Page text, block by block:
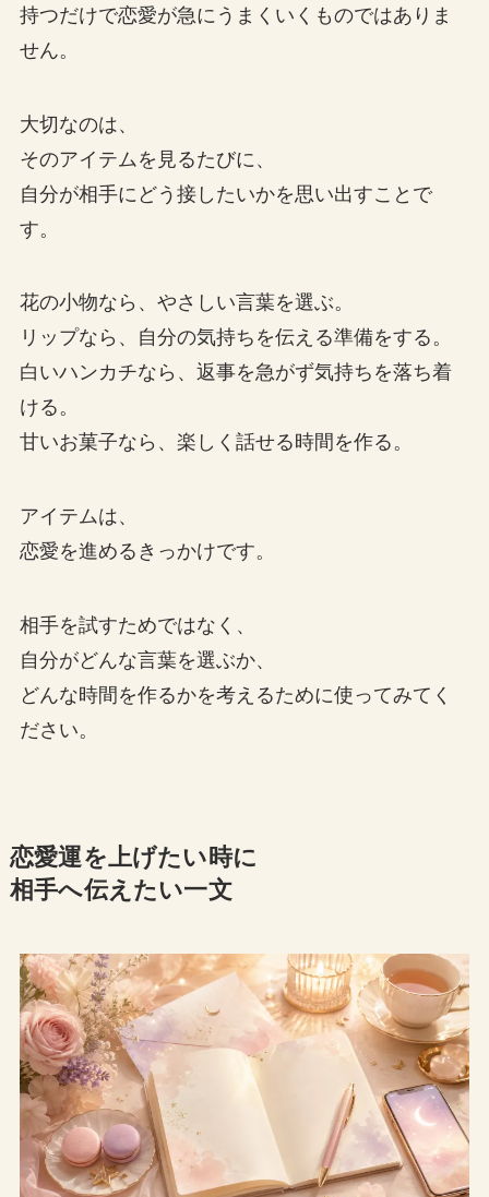
持つだけで恋愛が急にうまくいくものではありま
せん。
大切なのは、
そのアイテムを見るたびに、
自分が相手にどう接したいかを思い出すことで
す。
花の小物なら、やさしい言葉を選ぶ。
リップなら、自分の気持ちを伝える準備をする。
白いハンカチなら、返事を急がず気持ちを落ち着
ける。
甘いお菓子なら、楽しく話せる時間を作る。
アイテムは、
恋愛を進めるきっかけです。
相手を試すためではなく、
自分がどんな言葉を選ぶか、
どんな時間を作るかを考えるために使ってみてく
ださい。
恋愛運を上げたい時に
相手へ伝えたい一文